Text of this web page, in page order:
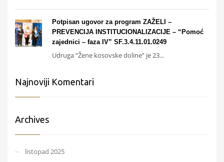
Potpisan ugovor za program ZAŽELI –
PREVENCIJA INSTITUCIONALIZACIJE – “Pomoć
zajednici – faza IV” SF.3.4.11.01.0249
Udruga “Žene kosovske doline” je 23...
Najnoviji Komentari
Archives
listopad 2025